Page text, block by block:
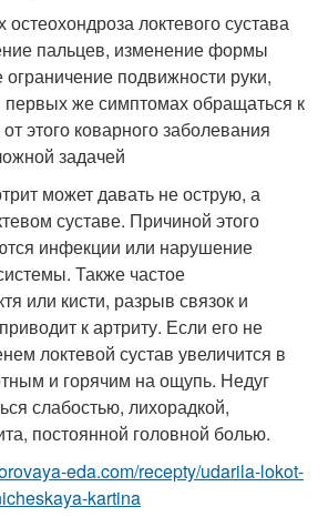
локтевого сустава
пальцев, изменение формы
ограничение подвижности руки,
же симптомах обращаться к
этого коварного заболевания
задачей
может давать не острую, а
суставе. Причиной этого
инфекции или нарушение
Также частое
или кисти, разрыв связок и
к артриту. Если его не
локтевой сустав увеличится в
и горячим на ощупь. Недуг
слабостью, лихорадкой,
постоянной головной болью.
eda.com/recepty/udarila-lokot-
kartina